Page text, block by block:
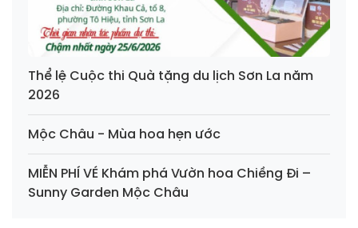
Thể lệ Cuộc thi Quà tặng du lịch Sơn La năm
2026
Mộc Châu - Mùa hoa hẹn ước
MIỄN PHÍ VÉ Khám phá Vườn hoa Chiềng Đi –
Sunny Garden Mộc Châu